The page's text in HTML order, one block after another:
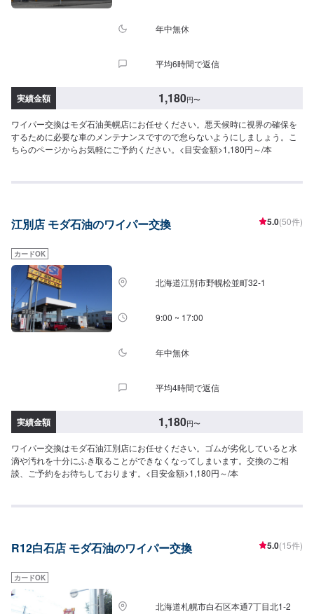
年中無休
平均6時間で返信
実績金額 1,180円〜
ワイパー交換はモダ石油美幌店にお任せください。悪天候時に視界の確保を
するために必要な車のメンテナンスですので怠らないようにしましょう。こ
ちらのページからお気軽にご予約ください。<目安金額>1,180円～/本
江別店 モダ石油のワイパー交換 5.0(50件)
カードOK
北海道江別市野幌松並町32-1
9:00 ~ 17:00
年中無休
平均4時間で返信
実績金額 1,180円〜
ワイパー交換はモダ石油江別店にお任せください。ゴムが劣化していると水
滴や汚れを十分にふき取ることができなくなってしまいます。交換のご相
談、ご予約をお待ちしております。<目安金額>1,180円～/本
R12白石店 モダ石油のワイパー交換 5.0(15件)
カードOK
北海道札幌市白石区本通7丁目北1-2